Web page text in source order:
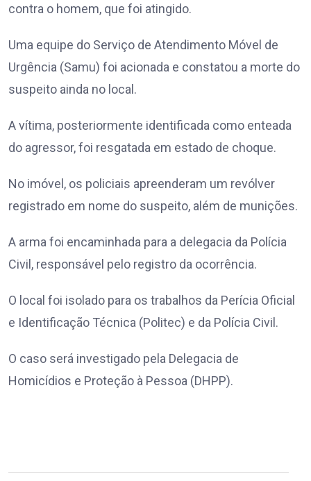
contra o homem, que foi atingido.
Uma equipe do Serviço de Atendimento Móvel de
Urgência (Samu) foi acionada e constatou a morte do
suspeito ainda no local.
A vítima, posteriormente identificada como enteada
do agressor, foi resgatada em estado de choque.
No imóvel, os policiais apreenderam um revólver
registrado em nome do suspeito, além de munições.
A arma foi encaminhada para a delegacia da Polícia
Civil, responsável pelo registro da ocorrência.
O local foi isolado para os trabalhos da Perícia Oficial
e Identificação Técnica (Politec) e da Polícia Civil.
O caso será investigado pela Delegacia de
Homicídios e Proteção à Pessoa (DHPP).